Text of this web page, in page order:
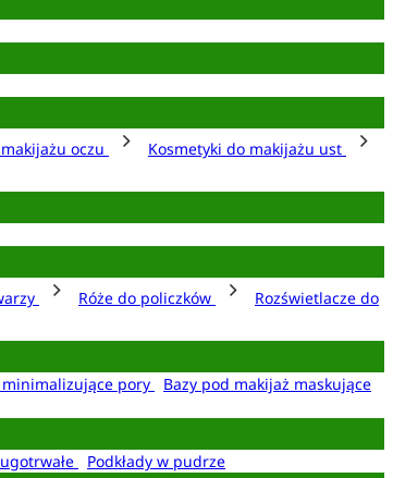
oczu
Kosmetyki do makijażu ust
Róże do policzków
Rozświetlacze do
pory
Bazy pod makijaż maskujące
Podkłady w pudrze